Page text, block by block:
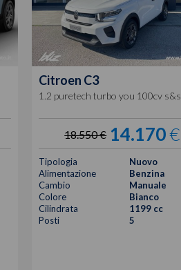
Citroen C3
1.2 puretech turbo you 100cv s&s
18.550 € 14.170€
Tipologia
Nuovo
Alimentazione
Benzina
Cambio
Manuale
Colore
Bianco
Cilindrata
1199 cc
Posti
5